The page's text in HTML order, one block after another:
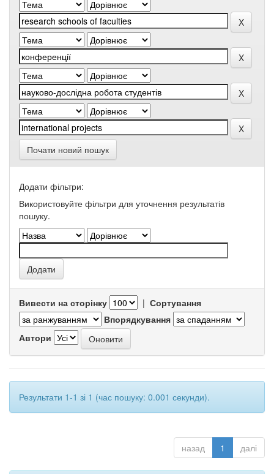
Почати новий пошук
Додати фільтри:
Використовуйте фільтри для уточнення результатів
пошуку.
Вивести на сторінку | Сортування
Впорядкування
Автори
Результати 1-1 зі 1 (час пошуку: 0.001 секунди).
назад 1 далі